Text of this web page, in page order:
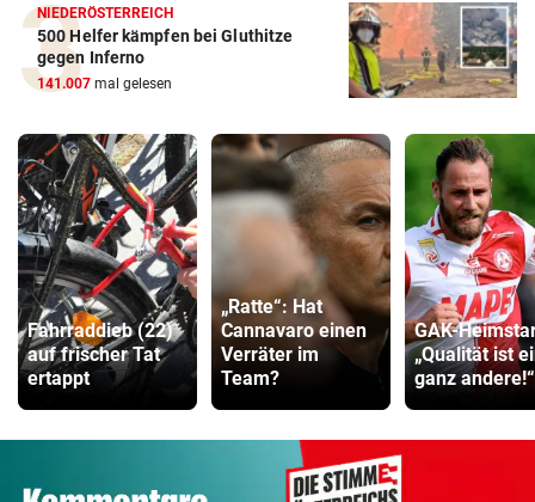
NIEDERÖSTERREICH
500 Helfer kämpfen bei Gluthitze
gegen Inferno
141.007 mal gelesen
Fahrraddieb (22)
auf frischer Tat
ertappt
„Ratte“: Hat
Cannavaro einen
Verräter im
Team?
GAK-
„Qualität ist
ganz andere!“